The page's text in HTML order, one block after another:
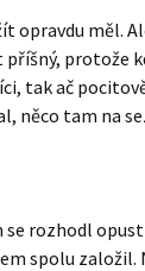
opravdu měl.
příšný, protože
tak ač
něco tam na
se rozhodl
spolu založil.